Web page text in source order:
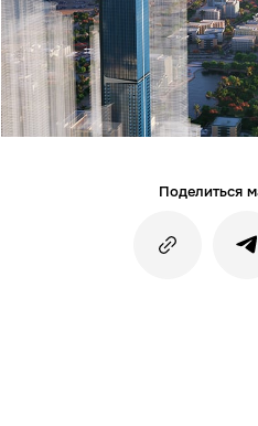
Поделиться